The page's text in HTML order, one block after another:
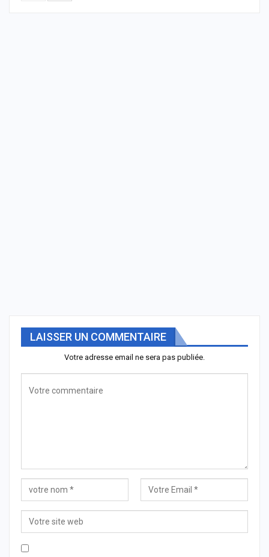
LAISSER UN COMMENTAIRE
Votre adresse email ne sera pas publiée.